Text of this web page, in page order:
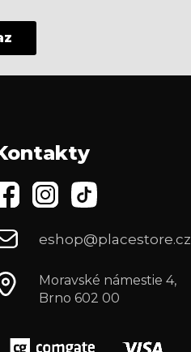
eshop@placestore.cz
Moravské námestie 4,
Brno 602 00